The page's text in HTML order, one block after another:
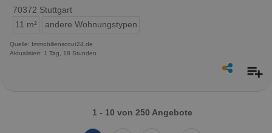
70372 Stuttgart
11 m²
andere Wohnungstypen
Quelle: Immobilienscout24.de
Aktualisiert: 1 Tag, 18 Stunden
1 - 10 von 250 Angebote